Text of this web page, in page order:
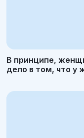
В принципе,
дело в том, что у